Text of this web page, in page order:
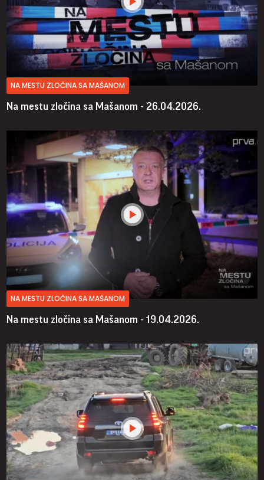
NA MESTU ZLOČINA SA MAŠANOM
Na mestu zločina sa Mašanom - 26.04.2026.
NA MESTU ZLOČINA SA MAŠANOM
Na mestu zločina sa Mašanom - 19.04.2026.